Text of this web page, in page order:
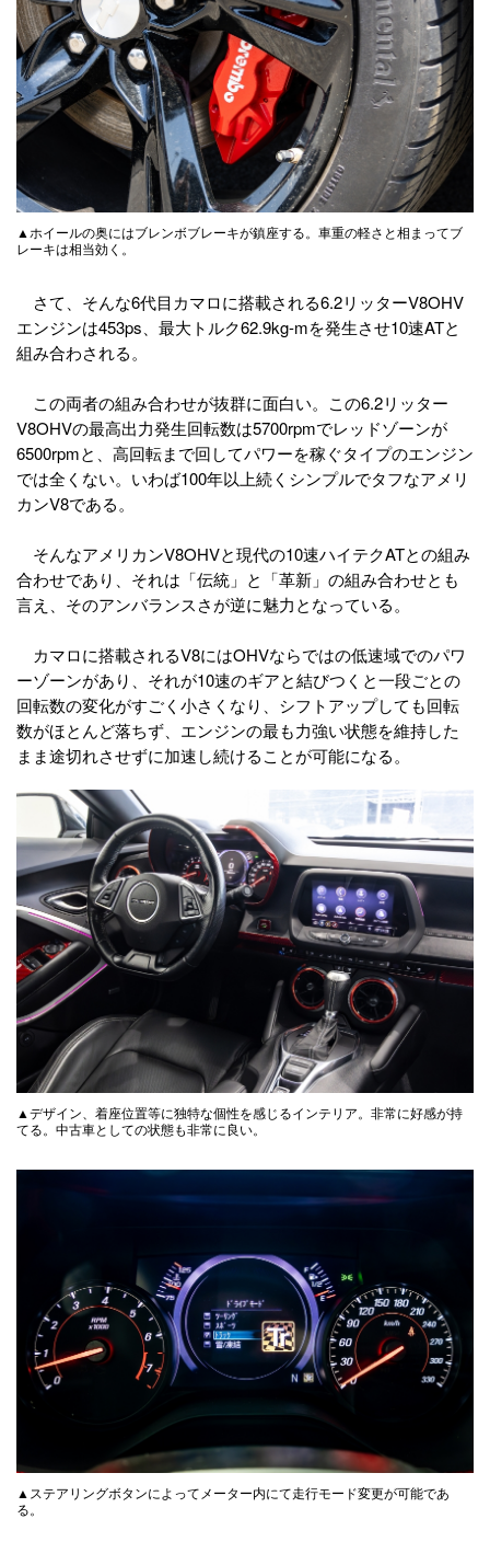
▲ホイールの奥にはブレンボブレーキが鎮座する。車重の軽さと相まってブ
レーキは相当効く。
さて、そんな6代目カマロに搭載される6.2リッターV8OHV
エンジンは453ps、最大トルク62.9kg-mを発生させ10速ATと
組み合わされる。
この両者の組み合わせが抜群に面白い。この6.2リッター
V8OHVの最高出力発生回転数は5700rpmでレッドゾーンが
6500rpmと、高回転まで回してパワーを稼ぐタイプのエンジン
では全くない。いわば100年以上続くシンプルでタフなアメリ
カンV8である。
そんなアメリカンV8OHVと現代の10速ハイテクATとの組み
合わせであり、それは「伝統」と「革新」の組み合わせとも
言え、そのアンバランスさが逆に魅力となっている。
カマロに搭載されるV8にはOHVならではの低速域でのパワ
ーゾーンがあり、それが10速のギアと結びつくと一段ごとの
回転数の変化がすごく小さくなり、シフトアップしても回転
数がほとんど落ちず、エンジンの最も力強い状態を維持した
まま途切れさせずに加速し続けることが可能になる。
▲デザイン、着座位置等に独特な個性を感じるインテリア。非常に好感が持
てる。中古車としての状態も非常に良い。
▲ステアリングボタンによってメーター内にて走行モード変更が可能であ
る。